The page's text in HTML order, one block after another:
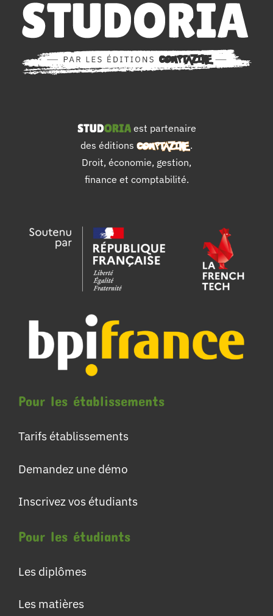
est partenaire
des éditions
.
Droit, économie, gestion,
finance et comptabilité.
Pour les établissements
Tarifs établissements
Demandez une démo
Inscrivez vos étudiants
Pour les étudiants
Les diplômes
Les matières